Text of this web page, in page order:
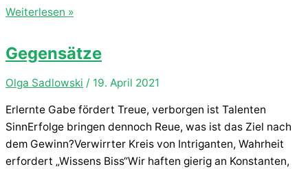
Querdenker
Weiterlesen »
Gegensätze
Olga Sadlowski / 19. April 2021
Erlernte Gabe fördert Treue, verborgen ist Talenten
SinnErfolge bringen dennoch Reue, was ist das Ziel nach
dem Gewinn?Verwirrter Kreis von Intriganten, Wahrheit
erfordert „Wissens Biss“Wir haften gierig an Konstanten,